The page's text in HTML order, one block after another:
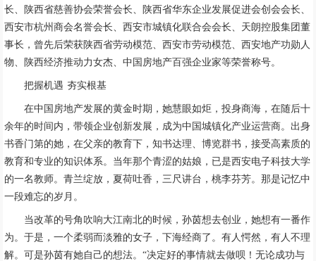
长、陕西省慈善协会荣誉会长、陕西省华东企业发展促进会创会会长、
西安市杭州商会名誉会长、西安市城镇化联合会会长、天朗控股集团董
事长，曾先后荣获陕西省劳动模范、西安市劳动模范、西安地产功勋人
物、陕西经济推动力女杰、中国房地产百强企业家等荣誉称号。
把握机遇 夯实根基
在中国房地产发展的黄金时期，她慧眼如炬，投身商海，在随后十
余年的时间内，带领企业创新发展，成为中国城镇化产业运营商。出身
书香门第的她，在父亲的教育下，知书达理、博览群书，接受高素质的
教育和专业的知识体系。当年那个青涩的姑娘，已是西安电子科技大学
的一名教师。青兰绽放，夏荷吐香，三尺讲台，桃李芬芳。那是记忆中
一段难忘的岁月。
当改革的号角吹响大江南北的时候，孙茵想去创业，她想有一番作
为。于是，一个柔弱而淡雅的女子，下海经商了。有人愕然，有人不理
解。可是孙茵有她自己的想法。“决定好的事情就去做呗！无论成功与